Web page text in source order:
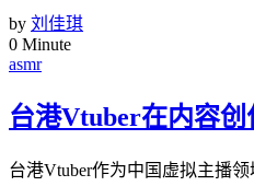
by 刘佳琪
0 Minute
asmr
台港Vtuber在内容创
台港Vtuber作为中国虚拟主播